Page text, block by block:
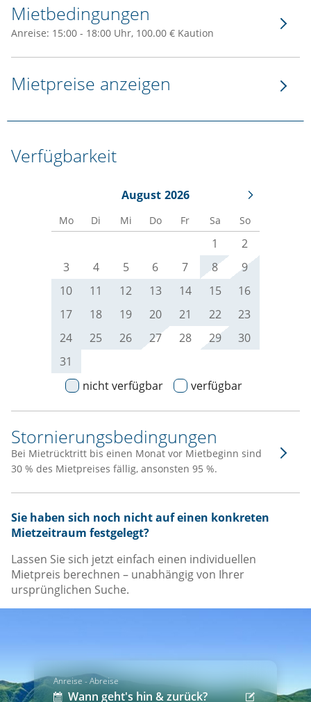
Mietbedingungen
Anreise: 15:00 - 18:00 Uhr, 100.00 € Kaution
Mietpreise anzeigen
Verfügbarkeit
August 2026
Mo Di Mi Do Fr Sa So
1
2
3
4 5 6 7 8
9
10
11 12 13 14 15
16
17
18 19 20 21 22
23
24
25 26 27 28 29
30
31
nicht verfügbar
verfügbar
Stornierungsbedingungen
Bei Mietrücktritt bis einen Monat vor Mietbeginn sind
30 % des Mietpreises fällig, ansonsten 95 %.
Sie haben sich noch nicht auf einen konkreten
Mietzeitraum festgelegt?
Lassen Sie sich jetzt einfach einen individuellen
Mietpreis berechnen – unabhängig von Ihrer
ursprünglichen Suche.
Anreise - Abreise